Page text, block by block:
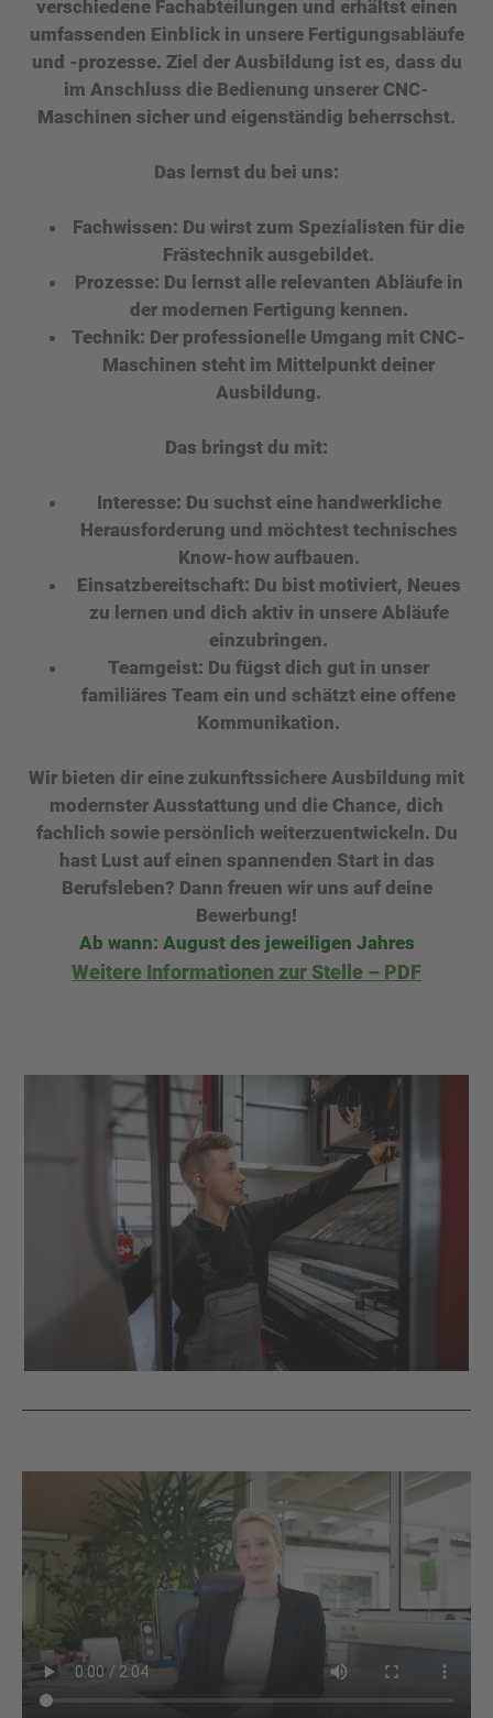
verschiedene Fachabteilungen und erhältst einen
umfassenden Einblick in unsere Fertigungsabläufe
und -prozesse. Ziel der Ausbildung ist es, dass du
im Anschluss die Bedienung unserer CNC-
Maschinen sicher und eigenständig beherrschst.
Das lernst du bei uns:
Fachwissen: Du wirst zum Spezialisten für die
Frästechnik ausgebildet.
Prozesse: Du lernst alle relevanten Abläufe in
der modernen Fertigung kennen.
Technik: Der professionelle Umgang mit CNC-
Maschinen steht im Mittelpunkt deiner
Ausbildung.
Das bringst du mit:
Interesse: Du suchst eine handwerkliche
Herausforderung und möchtest technisches
Know-how aufbauen.
Einsatzbereitschaft: Du bist motiviert, Neues
zu lernen und dich aktiv in unsere Abläufe
einzubringen.
Teamgeist: Du fügst dich gut in unser
familiäres Team ein und schätzt eine offene
Kommunikation.
Wir bieten dir eine zukunftssichere Ausbildung mit
modernster Ausstattung und die Chance, dich
fachlich sowie persönlich weiterzuentwickeln. Du
hast Lust auf einen spannenden Start in das
Berufsleben? Dann freuen wir uns auf deine
Bewerbung!
Ab wann: August des jeweiligen Jahres
Weitere Informationen zur Stelle – PDF